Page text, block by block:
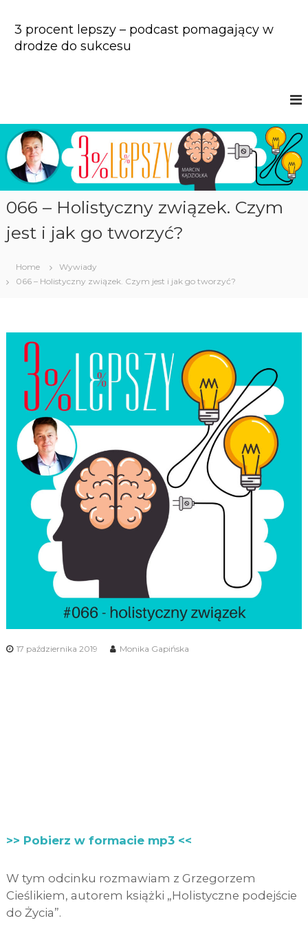
n
e
n
3 procent lepszy – podcast pomagający w
drodze do sukcesu
066 – Holistyczny związek. Czym
jest i jak go tworzyć?
Home
Wywiady
066 – Holistyczny związek. Czym jest i jak go tworzyć?
17 października 2019 Monika Gapińska
>> Pobierz w formacie mp3 <<
W tym odcinku rozmawiam z Grzegorzem
Cieślikiem, autorem książki „Holistyczne podejście
do Życia”.